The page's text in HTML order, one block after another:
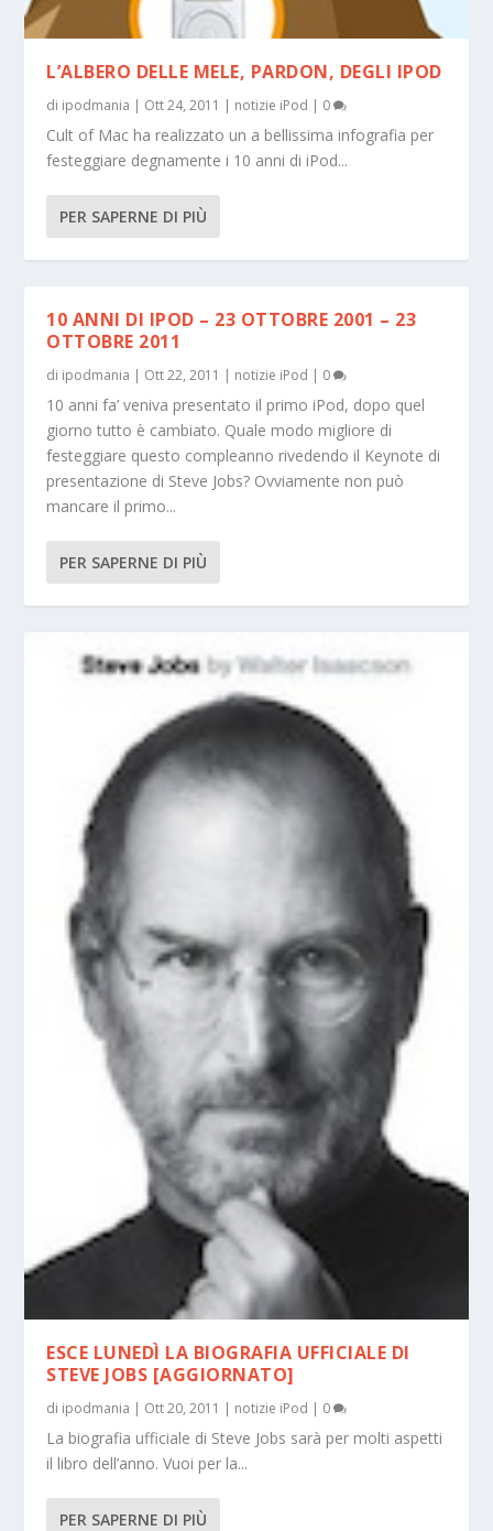
L’ALBERO DELLE MELE, PARDON, DEGLI IPOD
di ipodmania | Ott 24, 2011 | notizie iPod | 0
Cult of Mac ha realizzato un a bellissima infografia per
festeggiare degnamente i 10 anni di iPod...
PER SAPERNE DI PIÙ
10 ANNI DI IPOD – 23 OTTOBRE 2001 – 23
OTTOBRE 2011
di ipodmania | Ott 22, 2011 | notizie iPod | 0
10 anni fa’ veniva presentato il primo iPod, dopo quel
giorno tutto è cambiato. Quale modo migliore di
festeggiare questo compleanno rivedendo il Keynote di
presentazione di Steve Jobs? Ovviamente non può
mancare il primo...
PER SAPERNE DI PIÙ
ESCE LUNEDÌ LA BIOGRAFIA UFFICIALE DI
STEVE JOBS [AGGIORNATO]
di ipodmania | Ott 20, 2011 | notizie iPod | 0
La biografia ufficiale di Steve Jobs sarà per molti aspetti
il libro dell’anno. Vuoi per la...
PER SAPERNE DI PIÙ